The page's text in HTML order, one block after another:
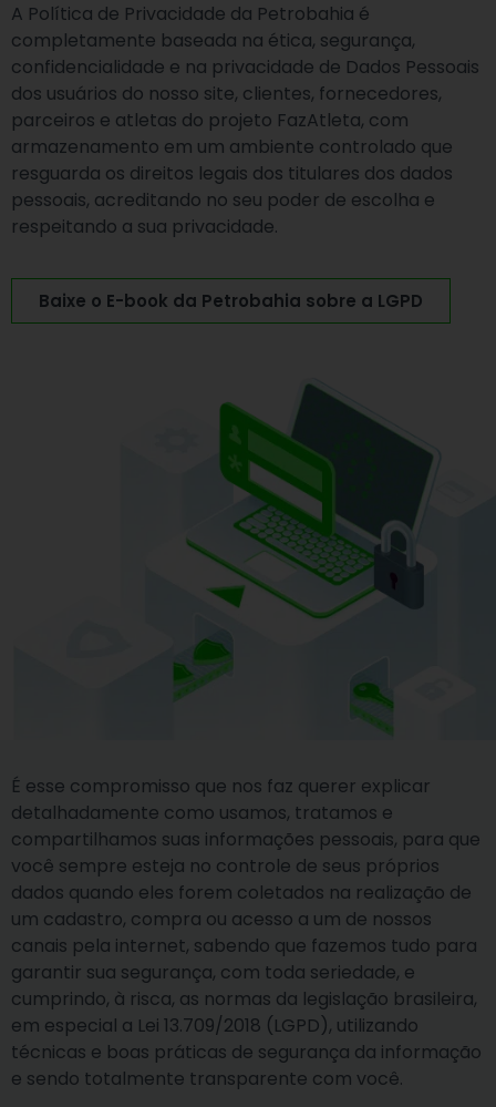
A Política de Privacidade da Petrobahia é
completamente baseada na ética, segurança,
confidencialidade e na privacidade de Dados Pessoais
dos usuários do nosso site, clientes, fornecedores,
parceiros e atletas do projeto FazAtleta, com
armazenamento em um ambiente controlado que
resguarda os direitos legais dos titulares dos dados
pessoais, acreditando no seu poder de escolha e
respeitando a sua privacidade.
Baixe o E-book da Petrobahia sobre a LGPD
É esse compromisso que nos faz querer explicar
detalhadamente como usamos, tratamos e
compartilhamos suas informações pessoais, para que
você sempre esteja no controle de seus próprios
dados quando eles forem coletados na realização de
um cadastro, compra ou acesso a um de nossos
canais pela internet, sabendo que fazemos tudo para
garantir sua segurança, com toda seriedade, e
cumprindo, à risca, as normas da legislação brasileira,
em especial a Lei 13.709/2018 (LGPD), utilizando
técnicas e boas práticas de segurança da informação
e sendo totalmente transparente com você.